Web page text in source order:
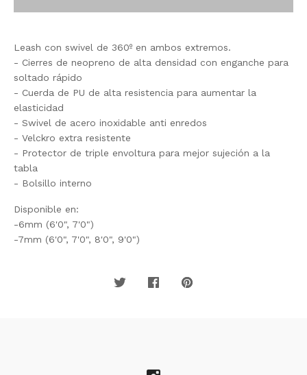
Leash con swivel de 360º en ambos extremos.
- Cierres de neopreno de alta densidad con enganche para
soltado rápido
- Cuerda de PU de alta resistencia para aumentar la
elasticidad
- Swivel de acero inoxidable anti enredos
- Velckro extra resistente
- Protector de triple envoltura para mejor sujeción a la
tabla
- Bolsillo interno
Disponible en:
-6mm (6'0", 7'0")
-7mm (6'0", 7'0", 8'0", 9'0")